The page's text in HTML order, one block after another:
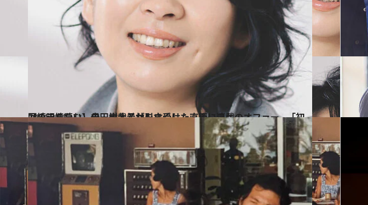
2024.2.15
【続きを読む】母・樹木希林を亡くした直後に連載のオファー…「初回の記憶ない」内田也哉子が引き受けた、深いワケ
カルチャー